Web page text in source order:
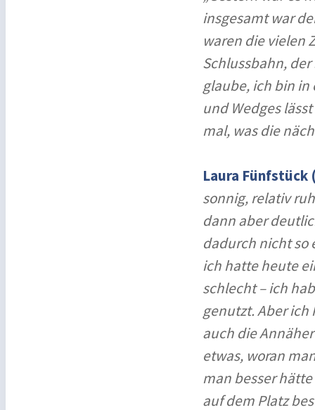
insgesamt war
waren die vielen
Schlussbahn,
glaube, ich bin in
und Wedges
mal, was die
Laura Fünfstück
sonnig, relativ
dann aber
dadurch nicht so
ich hatte heute
schlecht – ich
genutzt. Aber
auch die
etwas, woran
man besser
auf dem Platz